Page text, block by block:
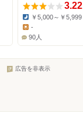
3.22
Dinner:
￥5,000～￥5,999
Lunch:
-
90人
広告を非表示